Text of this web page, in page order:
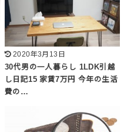
2020年3月13日
30代男の一人暮らし 1LDK引越
し日記15 家賃7万円 今年の生活
費の…